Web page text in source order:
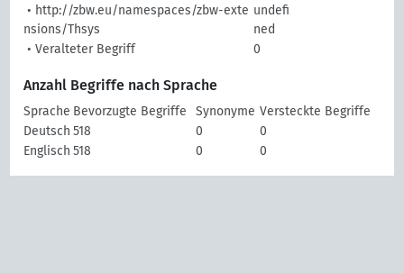
• http://zbw.eu/namespaces/zbw-exte
nsions/Thsys
undefi
ned
• Veralteter Begriff
0
Anzahl Begriffe nach Sprache
Sprache Bevorzugte Begriffe Synonyme Versteckte Begriffe
Deutsch 518 0
0
Englisch 518 0 0